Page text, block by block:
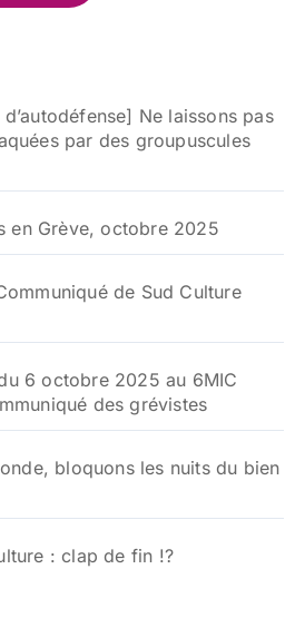
Ne laissons pas
par des groupuscules
en Grève, octobre 2025
de Sud Culture
6 octobre 2025 au 6MIC
des grévistes
bloquons les nuits du bien
: clap de fin !?